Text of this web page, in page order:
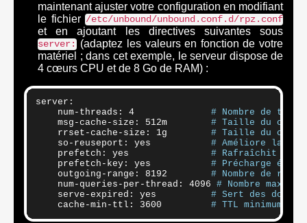
maintenant ajuster votre configuration en modifiant
le fichier/etc/unbound/unbound.conf.d/rpz.conf
et en ajoutant les directives suivantes sous
server: (adaptez les valeurs en fonction de votre
matériel ; dans cet exemple, le serveur dispose de
4 cœurs CPU et de 8 Go de RAM) :
server:
    num-threads: 4
# Nombre de
    msg-cache-size: 512m
# Taille du cache
    rrset-cache-size: 1g
# Taille du cache
    so-reuseport: yes
# Améliore la
    prefetch: yes
# Rafraîchit les
    prefetch-key: yes
# Précharge
    outgoing-range: 8192
# Nombre de
    num-queries-per-thread: 4096
# Nombre
    serve-expired: yes
# Sert des
    cache-min-ttl: 3600
# TTL minimum